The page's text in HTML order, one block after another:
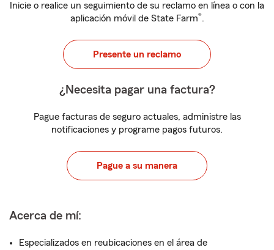
Inicie o realice un seguimiento de su reclamo en línea o con la
aplicación móvil de State Farm®.
Presente un reclamo
¿Necesita pagar una factura?
Pague facturas de seguro actuales, administre las
notificaciones y programe pagos futuros.
Pague a su manera
Acerca de mí:
Especializados en reubicaciones en el área de